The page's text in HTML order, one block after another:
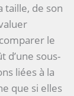
taille, de son
le
d’une sous-
liées à la
que si elles